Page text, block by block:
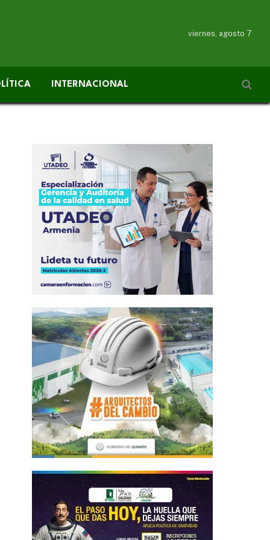
viernes, agosto 7
INTERNACIONAL